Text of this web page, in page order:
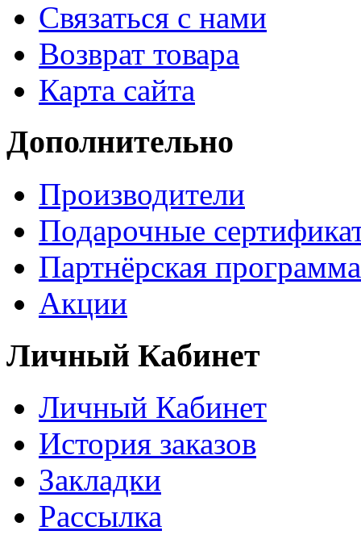
Связаться с нами
Возврат товара
Карта сайта
Дополнительно
Производители
Подарочные
Партнёрская программа
Акции
Личный Кабинет
Личный Кабинет
История заказов
Закладки
Рассылка